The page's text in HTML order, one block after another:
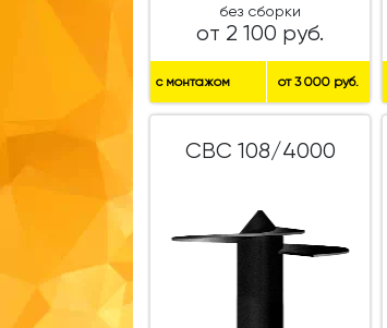
без сборки
от 2 100 руб.
с монтажом от 3 000 руб.
СВС 108/4000